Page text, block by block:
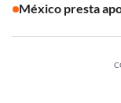
México presta